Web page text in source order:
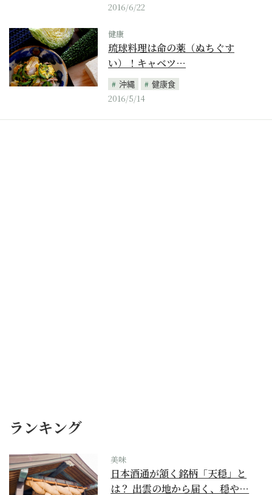
2016/6/22
健康
琉球料理は命の薬（ぬちぐす
い）！キャベツ…
沖縄
健康食
2016/5/14
ランキング
美味
日本酒通が頷く銘柄「天穏」と
は？ 出雲の地から届く、穏や…